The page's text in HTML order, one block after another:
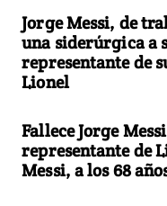
Jorge Messi, de
una siderúrgica a
representante de
Lionel
Fallece Jorge
representante de
Messi, a los 68